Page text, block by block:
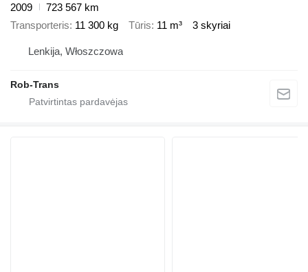
2009
723 567 km
Transporteris 11 300 kg Tūris 11 m³ 3 skyriai
Lenkija, Włoszczowa
Rob-Trans